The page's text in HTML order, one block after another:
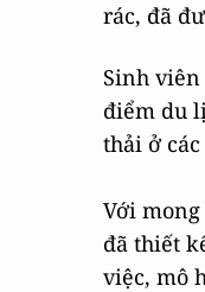
rác, đã
Sinh
điểm du
thải ở
Với
đã thiết
việc, mô